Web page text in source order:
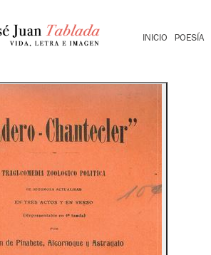
INICIO POESÍA